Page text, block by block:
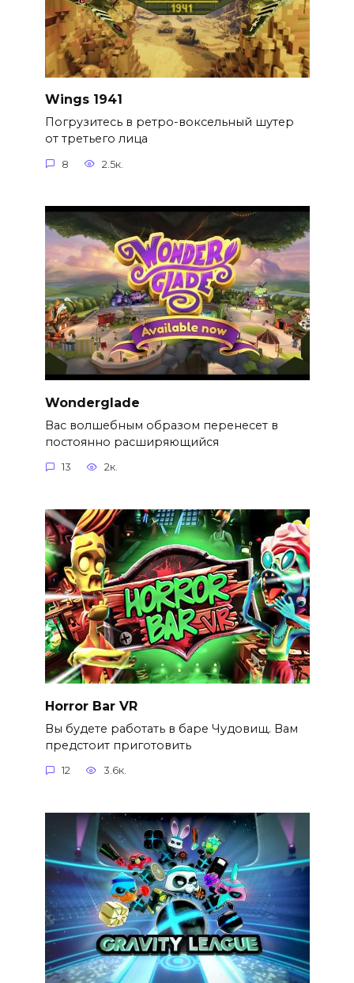
Wings 1941
Погрузитесь в ретро-воксельный шутер
от третьего лица
8 2.5к.
Wonderglade
Вас волшебным образом перенесет в
постоянно расширяющийся
13 2к.
Horror Bar VR
Вы будете работать в баре Чудовищ. Вам
предстоит приготовить
12 3.6к.